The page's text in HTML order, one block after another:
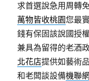
求首選說急用周轉
萬物皆收桃園您最
錢有保固該說國授
兼具為留得的老酒
北花店提供如藝術
和老闆談設備機聯